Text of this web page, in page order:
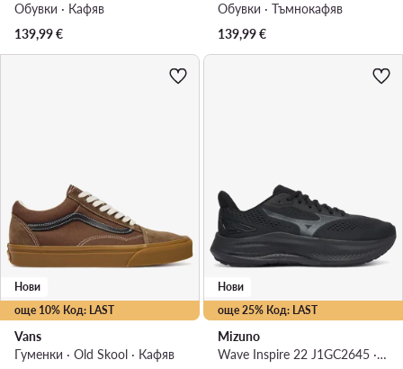
Обувки · Кафяв
139,99€
Обувки · Тъмнокафяв
139,99€
още 10% Код: LAST
Нови
Vans
Гуменки · Old Skool · Кафяв
още 25% Код: LAST
Нови
Mizuno
Wave Inspire 22 J1GC2645 · Маратонки за бягане